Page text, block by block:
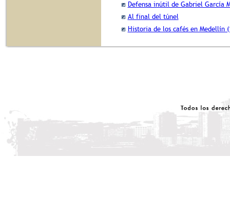
Defensa inútil de Gabriel García
Al final del túnel
Historia de los cafés en Medellín